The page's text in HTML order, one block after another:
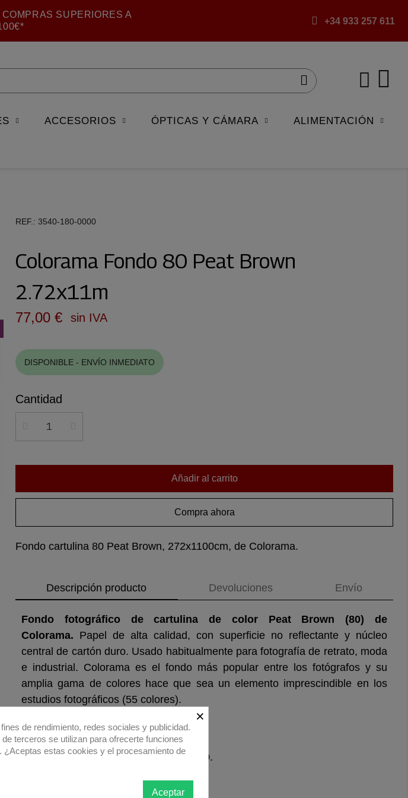
SUPERIORES A
+34 933 257 611
ACCESORIOS ÓPTICAS Y CÁMARA ALIMENTACIÓN
REF. 3540-180-0000
Colorama Fondo 80 Peat Brown
2.72x11m
77,00 € sin IVA
DISPONIBLE - ENVÍO INMEDIATO
Cantidad
Añadir al carrito
Compra ahora
Fondo cartulina 80 Peat Brown, 272x1100cm, de Colorama.
Descripción producto Devoluciones Envío
Fondo fotográfico de cartulina de color Peat Brown (80) de
Colorama. Papel de alta calidad, con superficie no reflectante y núcleo
central de cartón duro. Usado habitualmente para fotografía de retrato, moda
e industrial. Colorama es el fondo más popular entre los fotógrafos y su
amplia gama de colores hace que sea un elemento imprescindible en los
estudios fotográficos (55 colores).
Gramaje del papel:145gr/m2.
Medidas:2,72x11 mts.
Composición RGB:R118, G082, B070.
×
de rendimiento, redes sociales y publicidad.
terceros se utilizan para ofrecerte funciones
estas cookies y el procesamiento de
Aceptar